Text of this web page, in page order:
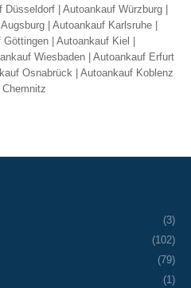
Düsseldorf Autoankauf Würzburg
Autoankauf Karlsruhe
Göttingen Autoankauf Kiel
Wiesbaden
Autoankauf Erfurt
Osnabrück
Autoankauf Koblenz
(3)
(102)
(79)
(1)